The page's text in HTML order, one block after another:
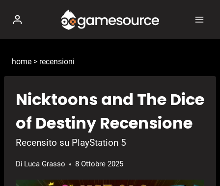
contenuto
home > recensioni
Nicktoons and The Dice
of Destiny Recensione
Recensito su PlayStation 5
Di Luca Grasso 8 Ottobre 2025